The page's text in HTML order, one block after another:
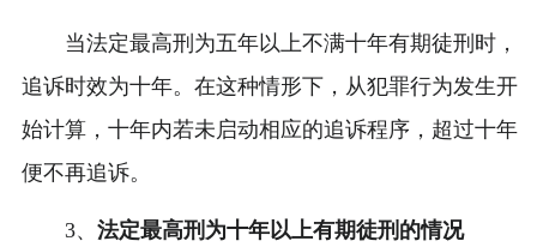
当法定最高刑为五年以上不满十年有期徒刑时，
追诉时效为十年。在这种情形下，从犯罪行为发生开
始计算，十年内若未启动相应的追诉程序，超过十年
便不再追诉。
3、 法定最高刑为十年以上有期徒刑的情况